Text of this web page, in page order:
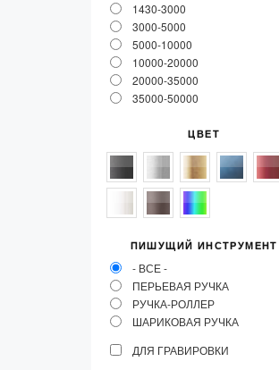
1430-3000
3000-5000
5000-10000
10000-20000
20000-35000
35000-50000
ЦВЕТ
ПИШУЩИЙ ИНСТРУМЕНТ
- ВСЕ -
ПЕРЬЕВАЯ РУЧКА
РУЧКА-РОЛЛЕР
ШАРИКОВАЯ РУЧКА
ДЛЯ ГРАВИРОВКИ